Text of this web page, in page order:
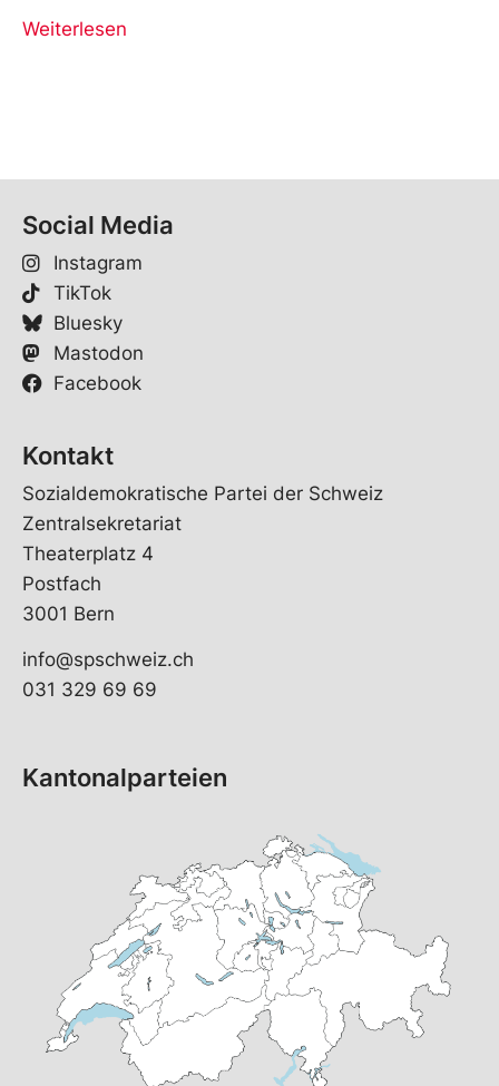
Weiterlesen
Social Media
Instagram
TikTok
Bluesky
Mastodon
Facebook
Kontakt
Sozialdemokratische Partei der Schweiz
Zentralsekretariat
Theaterplatz 4
Postfach
3001 Bern
info@spschweiz.ch
031 329 69 69
Kantonalparteien